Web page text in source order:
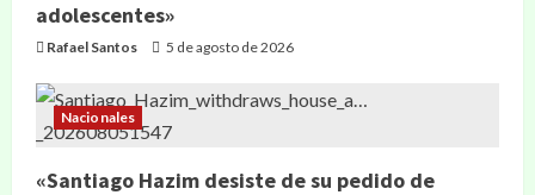
adolescentes»
Rafael Santos 5 de agosto de 2026
Nacionales
«Santiago Hazim desiste de su pedido de